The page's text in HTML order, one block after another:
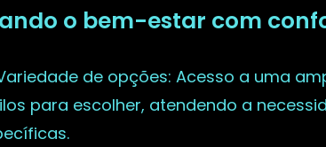
o bem-estar com
de opções: Acesso a uma
para escolher, atendendo a